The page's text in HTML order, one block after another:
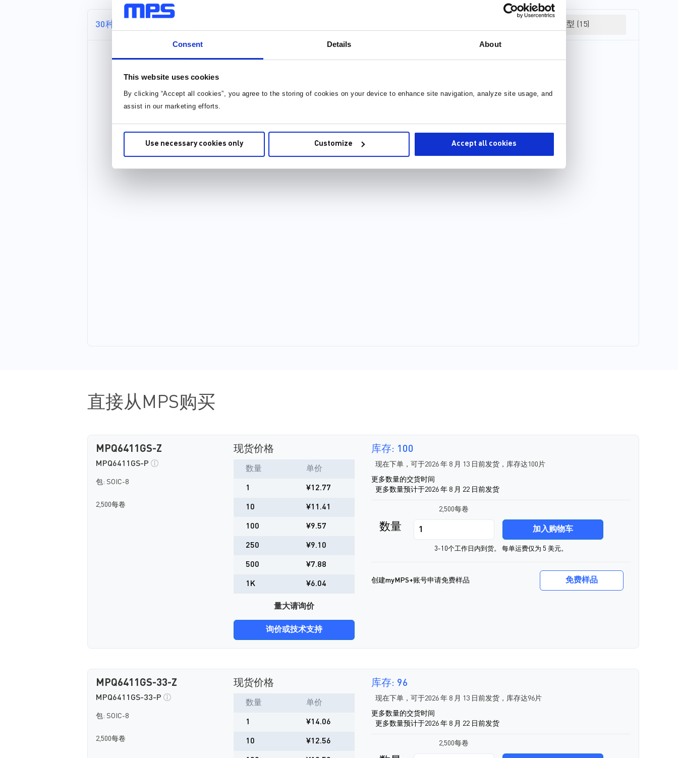
Consent Details About
This website uses cookies
By clicking “Accept all cookies”, you agree to the storing of cookies on your device to enhance site navigation, analyze site usage, and
assist in our marketing efforts.
Use necessary cookies only Customize Accept all cookies
30种以上格式 3D 模型 (15)
直接从MPS购买
MPQ6411GS-Z
MPQ6411GS-P
包: SOIC-8
2,500每卷
现货价格
数量 单价
1 ¥12.77
10 ¥11.41
100 ¥9.57
250 ¥9.10
500 ¥7.88
1K ¥6.04
量大请询价
询价或技术支持
库存: 100
现在下单，可于2026 年 8 月 13 日前发货，库存达100片
更多数量的交货时间
更多数量预计于2026 年 8 月 22 日前发货
数量
2,500每卷
加入购物车
3-10个工作日内到货。 每单运费仅为 5 美元。
创建myMPS+账号申请免费样品 免费样品
MPQ6411GS-33-Z
MPQ6411GS-33-P
包: SOIC-8
2,500每卷
现货价格
数量 单价
1 ¥14.06
10 ¥12.56
库存: 96
现在下单，可于2026 年 8 月 13 日前发货，库存达96片
更多数量的交货时间
更多数量预计于2026 年 8 月 22 日前发货
2,500每卷